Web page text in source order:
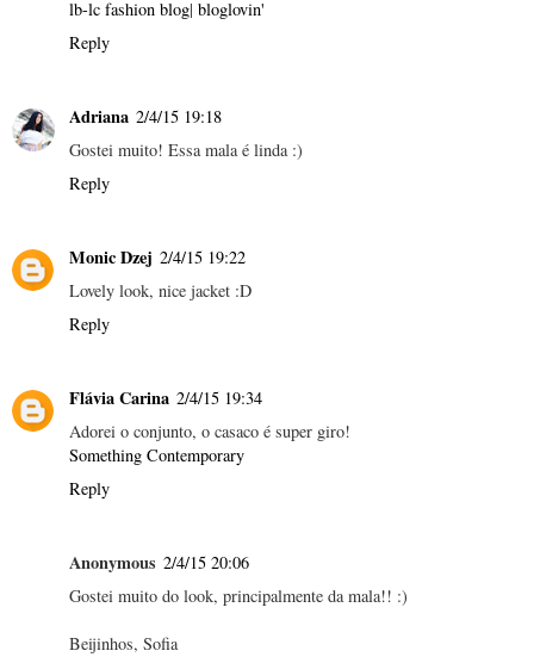
lb-lc fashion blog| bloglovin'
Reply
Adriana 2/4/15 19:18
Gostei muito! Essa mala é linda :)
Reply
Monic Dzej 2/4/15 19:22
Lovely look, nice jacket :D
Reply
Flávia Carina 2/4/15 19:34
Adorei o conjunto, o casaco é super giro!
Something Contemporary
Reply
Anonymous 2/4/15 20:06
Gostei muito do look, principalmente da mala!! :)
Beijinhos, Sofia